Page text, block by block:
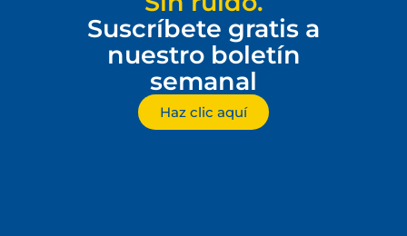
Suscríbete gratis a
nuestro boletín
semanal
Haz clic aquí